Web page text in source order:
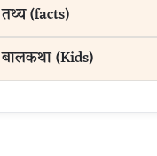
तथ्य (facts)
बालकथा (Kids)